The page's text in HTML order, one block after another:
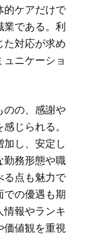
的ケアだけで
業である。利
た対応が求め
ニケーショ
のの、感謝や
じられる。
し、安定し
勤務形態や職
る点も魅力で
での優遇も期
報やランキ
価値観を重視